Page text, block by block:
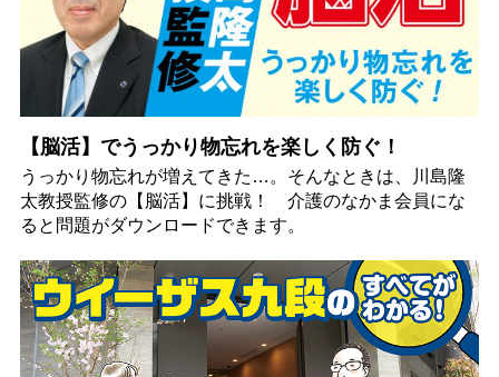
【脳活】でうっかり物忘れを楽しく防ぐ！
うっかり物忘れが増えてきた…。そんなときは、川島隆
太教授監修の【脳活】に挑戦！ 介護のなかま会員にな
ると問題がダウンロードできます。